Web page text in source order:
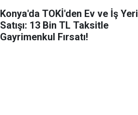
Konya'da TOKİ'den Ev ve İş Yeri
Satışı: 13 Bin TL Taksitle
Gayrimenkul Fırsatı!